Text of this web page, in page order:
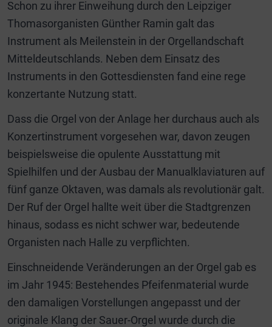
Schon zu ihrer Einweihung durch den Leipziger
Thomasorganisten Günther Ramin galt das
Instrument als Meilenstein in der Orgellandschaft
Mitteldeutschlands. Neben dem Einsatz des
Instruments in den Gottesdiensten fand eine rege
konzertante Nutzung statt.
Dass die Orgel von der Anlage her durchaus auch als
Konzertinstrument vorgesehen war, davon zeugen
beispielsweise die opulente Ausstattung mit
Spielhilfen und der Ausbau der Manualklaviaturen auf
fünf ganze Oktaven, was damals als revolutionär galt.
Der Ruf der Orgel hallte weit über die Stadtgrenzen
hinaus, sodass es nicht schwer war, bedeutende
Organisten nach Halle zu verpflichten.
Einschneidende Veränderungen an der Orgel gab es
im Jahr 1945: Bestehendes Pfeifenmaterial wurde
den damaligen Vorstellungen angepasst und der
originale Klang der Sauer-Orgel wurde durch die